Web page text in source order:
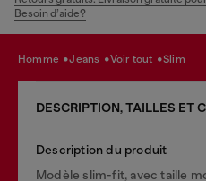
Besoin d’aide?
homme jeans voir tout slim
DESCRIPTION, TAILLES ET
Description du produit
Modèle slim-fit, avec taille